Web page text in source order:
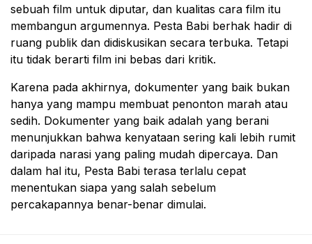
sebuah film untuk diputar, dan kualitas cara film itu
membangun argumennya. Pesta Babi berhak hadir di
ruang publik dan didiskusikan secara terbuka. Tetapi
itu tidak berarti film ini bebas dari kritik.
Karena pada akhirnya, dokumenter yang baik bukan
hanya yang mampu membuat penonton marah atau
sedih. Dokumenter yang baik adalah yang berani
menunjukkan bahwa kenyataan sering kali lebih rumit
daripada narasi yang paling mudah dipercaya. Dan
dalam hal itu, Pesta Babi terasa terlalu cepat
menentukan siapa yang salah sebelum
percakapannya benar-benar dimulai.